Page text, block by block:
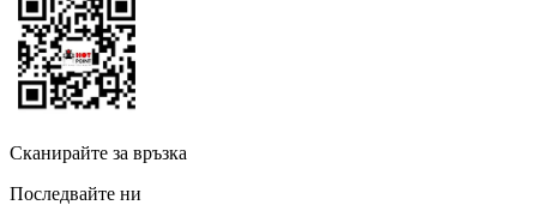
Сканирайте за връзка
Последвайте ни